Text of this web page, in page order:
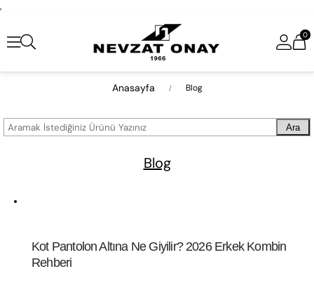
,
0
Anasayfa Blog
Ara
Blog
Kot Pantolon Altına Ne Giyilir? 2026 Erkek Kombin
Rehberi